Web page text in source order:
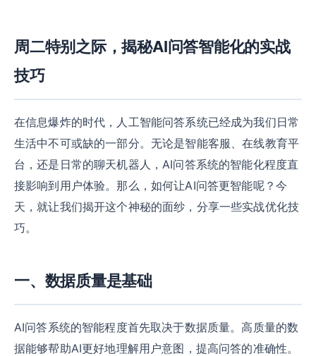
周二特别之际，揭秘AI问答智能化的实战
技巧
在信息爆炸的时代，人工智能问答系统已经成为我们日常
生活中不可或缺的一部分。无论是智能客服、在线教育平
台，还是日常的聊天机器人，AI问答系统的智能化程度直
接影响到用户体验。那么，如何让AI问答更智能呢？今
天，就让我们揭开这个神秘的面纱，分享一些实战优化技
巧。
一、数据质量是基础
AI问答系统的智能程度首先取决于数据质量。高质量的数
据能够帮助AI更好地理解用户意图，提高问答的准确性。